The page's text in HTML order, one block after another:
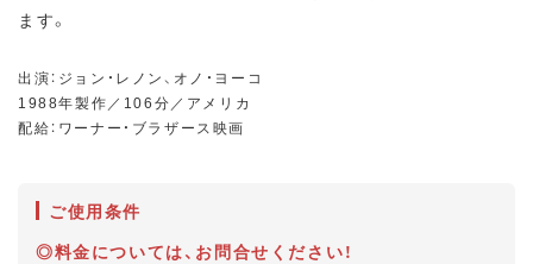
ます。
出演：ジョン・レノン、オノ・ヨーコ
1988年製作／106分／アメリカ
配給：ワーナー・ブラザース映画
ご使用条件
◎料金については、お問合せください！